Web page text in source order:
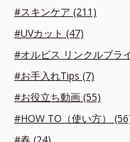
#スキンケア (211)
#UVカット (47)
#オルビス リンクルブラ
#お手入れTips (7)
#お役立ち動画 (55)
#HOW TO（使い方）